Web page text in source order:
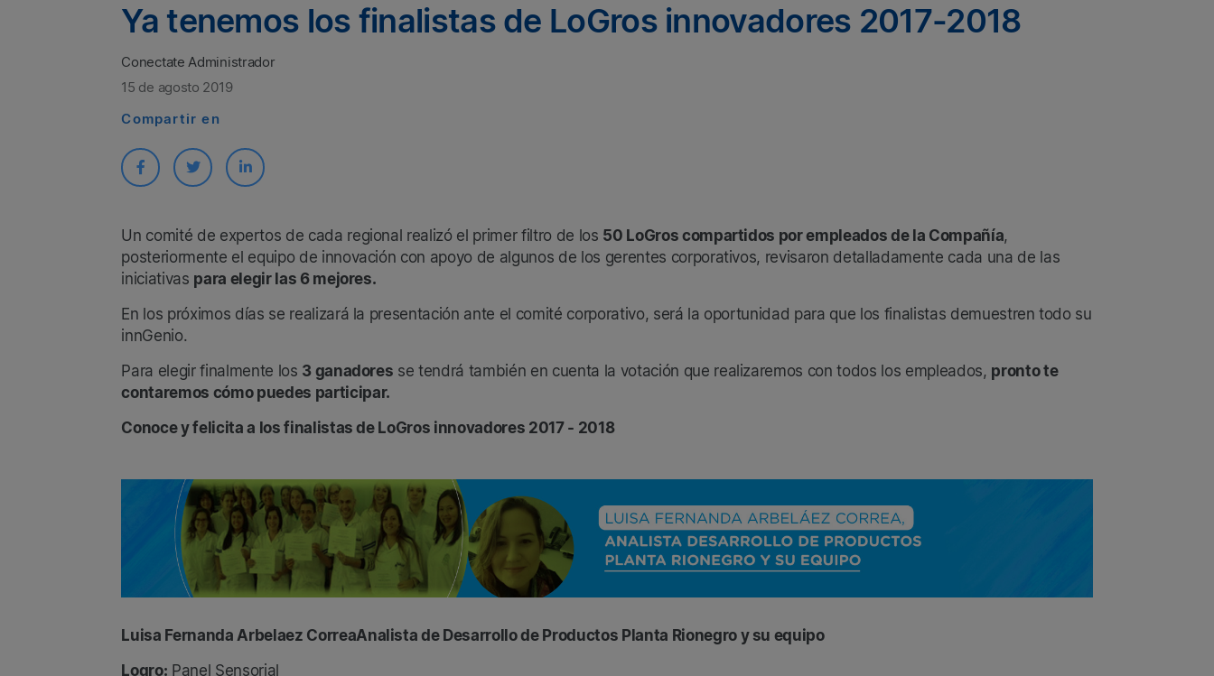
Ya tenemos los finalistas de LoGros innovadores 2017-2018
Conectate Administrador
15 de agosto 2019
Compartir en
Un comité de expertos de cada regional realizó el primer filtro de los 50 LoGros compartidos por empleados de la Compañía,
posteriormente el equipo de innovación con apoyo de algunos de los gerentes corporativos, revisaron detalladamente cada una de las
iniciativas para elegir las 6 mejores.
En los próximos días se realizará la presentación ante el comité corporativo, será la oportunidad para que los finalistas demuestren todo su
innGenio.
Para elegir finalmente los 3 ganadores se tendrá también en cuenta la votación que realizaremos con todos los empleados, pronto te
contaremos cómo puedes participar.
Conoce y felicita a los finalistas de LoGros innovadores 2017 - 2018
Luisa Fernanda Arbelaez Correa​ Analista de Desarrollo de Productos Planta Rionegro y su equipo
Logro: Panel Sensorial